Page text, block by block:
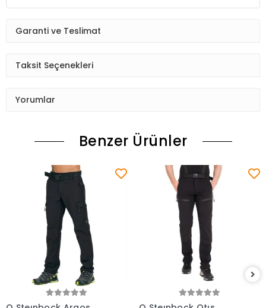
Garanti ve Teslimat
Taksit Seçenekleri
Yorumlar
Benzer Ürünler